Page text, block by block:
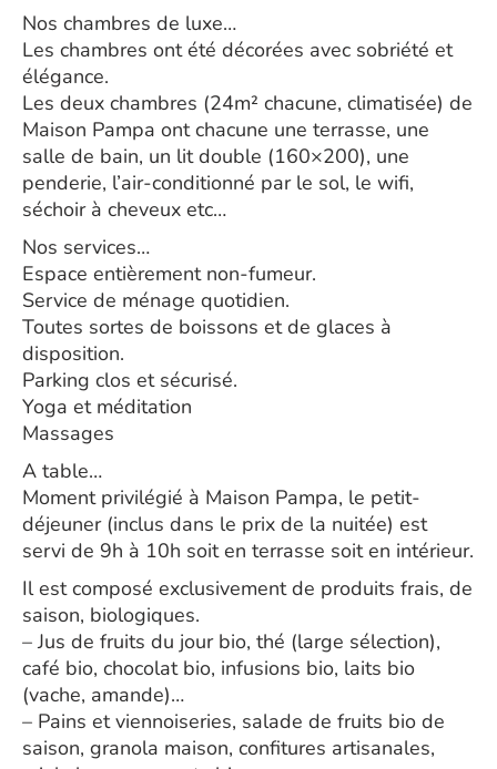
Nos chambres de luxe…
Les chambres ont été décorées avec sobriété et
élégance.
Les deux chambres (24m² chacune, climatisée) de
Maison Pampa ont chacune une terrasse, une
salle de bain, un lit double (160×200), une
penderie, l’air-conditionné par le sol, le wifi,
séchoir à cheveux etc…
Nos services…
Espace entièrement non-fumeur.
Service de ménage quotidien.
Toutes sortes de boissons et de glaces à
disposition.
Parking clos et sécurisé.
Yoga et méditation
Massages
A table…
Moment privilégié à Maison Pampa, le petit-
déjeuner (inclus dans le prix de la nuitée) est
servi de 9h à 10h soit en terrasse soit en intérieur.
Il est composé exclusivement de produits frais, de
saison, biologiques.
– Jus de fruits du jour bio, thé (large sélection),
café bio, chocolat bio, infusions bio, laits bio
(vache, amande)…
– Pains et viennoiseries, salade de fruits bio de
saison, granola maison, confitures artisanales,